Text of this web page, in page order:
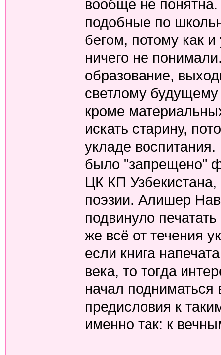
вообще не
подобные по
бегом, потому как
ничего не
образование,
светлому
кроме
искать старину,
укладе воспитания.
было "запрещено"
ЦК КП
поэзии. Алишер
подвинуло
же всё от течения
если книга
века, то тогда
начал
предисловия к
именно так: к